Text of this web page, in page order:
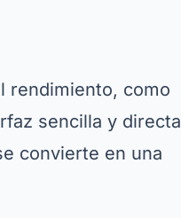
rendimiento, como
sencilla y directa
convierte en una